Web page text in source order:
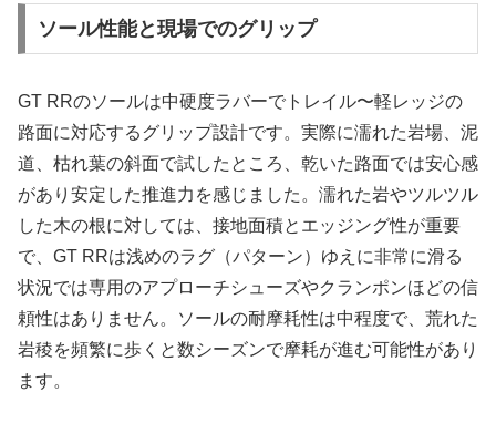
ソール性能と現場でのグリップ
GT RRのソールは中硬度ラバーでトレイル〜軽レッジの
路面に対応するグリップ設計です。実際に濡れた岩場、泥
道、枯れ葉の斜面で試したところ、乾いた路面では安心感
があり安定した推進力を感じました。濡れた岩やツルツル
した木の根に対しては、接地面積とエッジング性が重要
で、GT RRは浅めのラグ（パターン）ゆえに非常に滑る
状況では専用のアプローチシューズやクランポンほどの信
頼性はありません。ソールの耐摩耗性は中程度で、荒れた
岩稜を頻繁に歩くと数シーズンで摩耗が進む可能性があり
ます。